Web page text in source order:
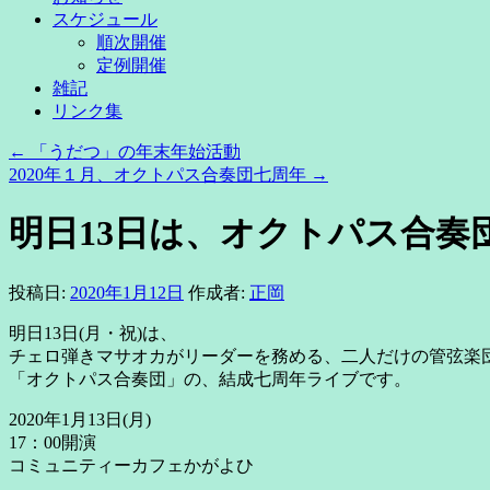
スケジュール
順次開催
定例開催
雑記
リンク集
←
「うだつ」の年末年始活動
2020年１月、オクトパス合奏団七周年 →
明日13日は、オクトパス合奏
投稿日: 2020年1月12日 作成者: 正岡
明日13日(月・祝)は、
チェロ弾きマサオカがリーダーを務める、二人だけの管弦楽
「オクトパス合奏団」の、結成七周年ライブです。
2020年1月13日(月)
17：00開演
コミュニティーカフェかがよひ